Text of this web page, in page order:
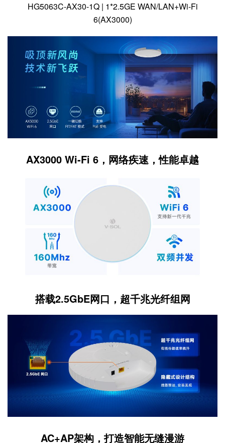
HG5063C-AX30-1Q | 1*2.5GE WAN/LAN+Wi-Fi
6(AX3000)
AX3000 Wi-Fi 6，网络疾速，性能卓越
搭载2.5GbE网口，超千兆光纤组网
AC+AP架构，打造智能无缝漫游